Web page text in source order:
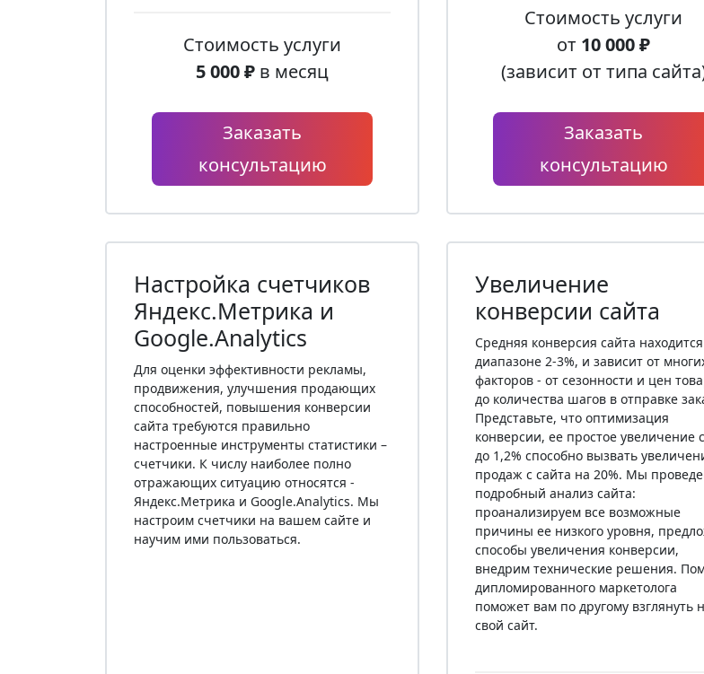
Стоимость услуги
5 000 ₽ в месяц
Заказать
консультацию
Стоимость услуги
от 10 000 ₽
(зависит от типа
Заказать
консультацию
Настройка счетчиков
Яндекс.Метрика и
Google.Analytics
Для оценки эффективности рекламы,
продвижения, улучшения продающих
способностей, повышения конверсии
сайта требуются правильно
настроенные инструменты статистики –
счетчики. К числу наиболее полно
отражающих ситуацию относятся -
Яндекс.Метрика и Google.Analytics. Мы
настроим счетчики на вашем сайте и
научим ими пользоваться.
Увеличение
конверсии сайта
Средняя конверсия сайта
диапазоне 2-3%, и зависит от
факторов - от сезонности и цен
до количества шагов в отправке
Представьте, что оптимизация
конверсии, ее простое увеличение
до 1,2% способно вызвать
продаж с сайта на 20%. Мы
подробный анализ сайта:
проанализируем все возможные
причины ее низкого уровня,
способы увеличения конверсии,
внедрим технические решения.
дипломированного маркетолога
поможет вам по другому взглянуть
свой сайт.